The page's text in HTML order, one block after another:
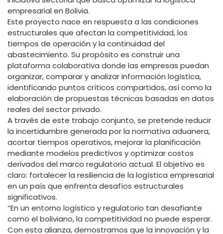
empresarial en Bolivia.
Este proyecto nace en respuesta a las condiciones
estructurales que afectan la competitividad, los
tiempos de operación y la continuidad del
abastecimiento. Su propósito es construir una
plataforma colaborativa donde las empresas puedan
organizar, comparar y analizar información logística,
identificando puntos críticos compartidos, así como la
elaboración de propuestas técnicas basadas en datos
reales del sector privado.
A través de este trabajo conjunto, se pretende reducir
la incertidumbre generada por la normativa aduanera,
acortar tiempos operativos, mejorar la planificación
mediante modelos predictivos y optimizar costos
derivados del marco regulatorio actual. El objetivo es
claro: fortalecer la resiliencia de la logística empresarial
en un país que enfrenta desafíos estructurales
significativos.
“En un entorno logístico y regulatorio tan desafiante
como el boliviano, la competitividad no puede esperar.
Con esta alianza, demostramos que la innovación y la